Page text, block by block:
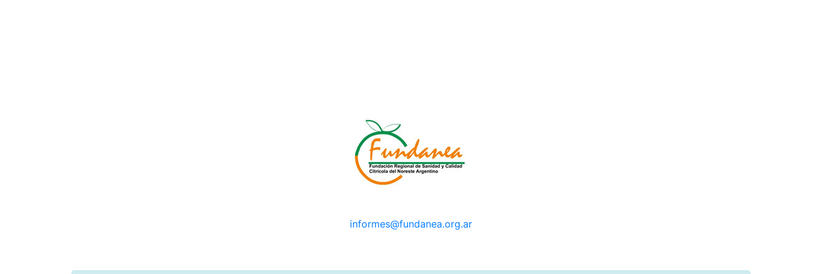
informes@fundanea.org.ar